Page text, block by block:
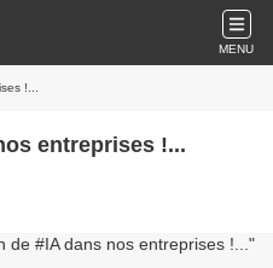
MENU
!...
entreprises !...